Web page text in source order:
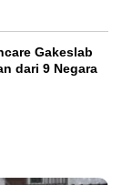
Gakeslab
dari 9 Negara